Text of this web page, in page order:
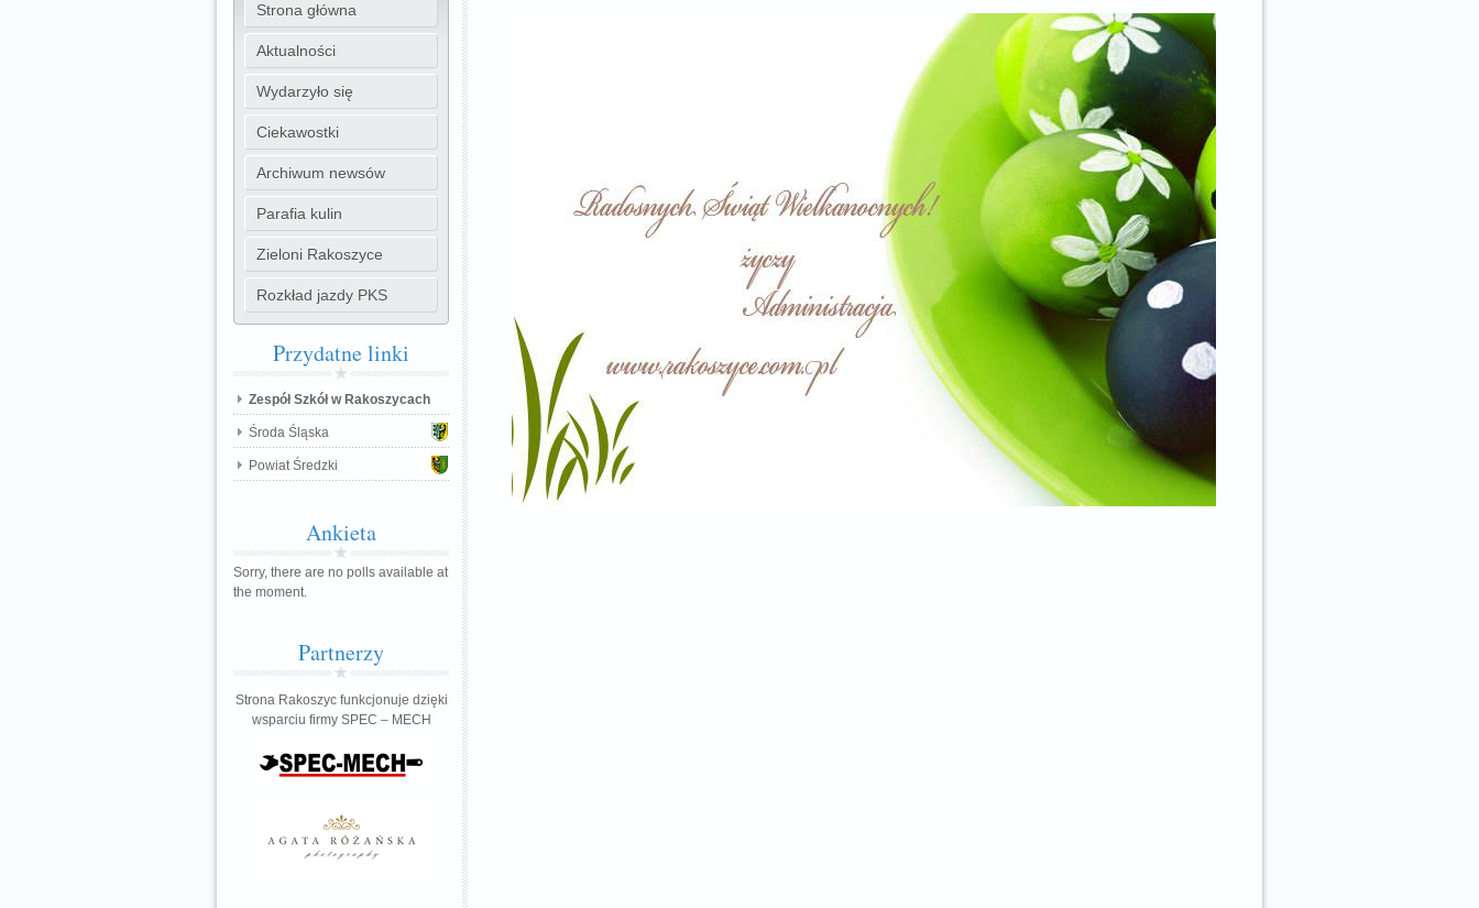
Strona główna
Aktualności
Wydarzyło się
Ciekawostki
Archiwum newsów
Parafia kulin
Zieloni Rakoszyce
Rozkład jazdy PKS
Przydatnelinki
Zespół Szkół w Rakoszycach
Środa Śląska
Powiat Średzki
Ankieta
Sorry, there are no polls available at
the moment.
Partnerzy
Strona Rakoszyc funkcjonuje dzięki
wsparciu firmy SPEC – MECH